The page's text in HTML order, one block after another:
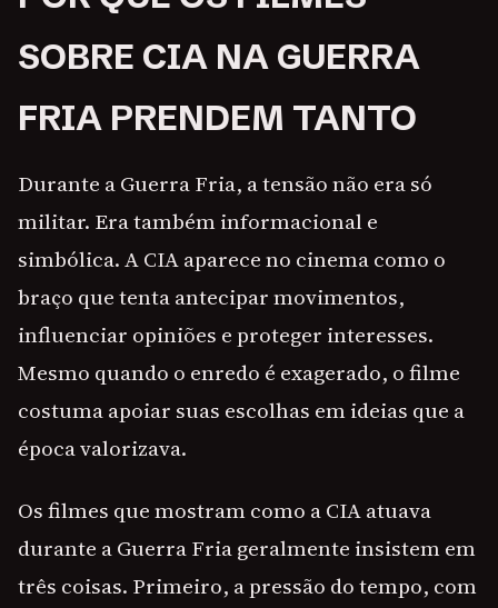
SOBRE CIA NA GUERRA
FRIA PRENDEM TANTO
Durante a Guerra Fria, a tensão não era só
militar. Era também informacional e
simbólica. A CIA aparece no cinema como o
braço que tenta antecipar movimentos,
influenciar opiniões e proteger interesses.
Mesmo quando o enredo é exagerado, o filme
costuma apoiar suas escolhas em ideias que a
época valorizava.
Os filmes que mostram como a CIA atuava
durante a Guerra Fria geralmente insistem em
três coisas. Primeiro, a pressão do tempo, com